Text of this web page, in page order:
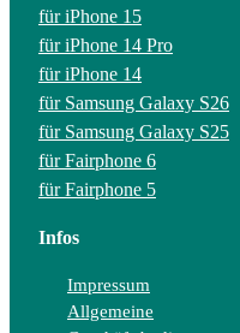
für iPhone 15
für iPhone 14 Pro
für iPhone 14
für Samsung Galaxy S26
für Samsung Galaxy S25
für Fairphone 6
für Fairphone 5
Infos
Impressum
Allgemeine